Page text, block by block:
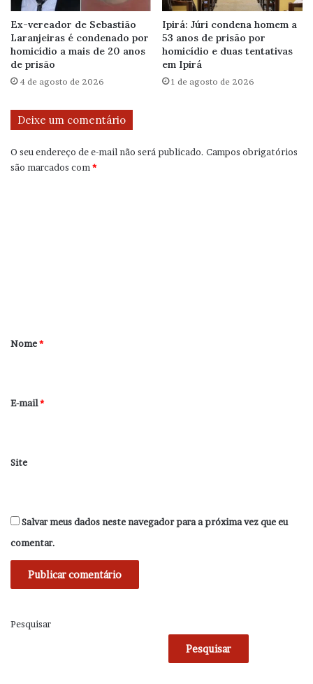
Ex-vereador de Sebastião
Laranjeiras é condenado por
homicídio a mais de 20 anos
de prisão
4 de agosto de 2026
Ipirá: Júri condena homem a
53 anos de prisão por
homicídio e duas tentativas
em Ipirá
1 de agosto de 2026
Deixe um comentário
O seu endereço de e-mail não será publicado. Campos obrigatórios
são marcados com*
r
*
Nome*
E-mail*
Site
Salvar meus dados neste navegador para a próxima vez que eu
comentar.
Pesquisar
Pesquisar